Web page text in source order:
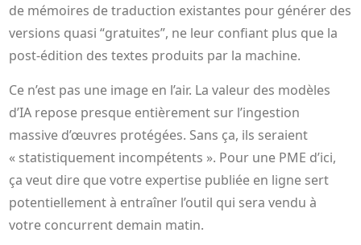
de mémoires de traduction existantes pour générer des
versions quasi “gratuites”, ne leur confiant plus que la
post‑édition des textes produits par la machine.
Ce n’est pas une image en l’air. La valeur des modèles
d’IA repose presque entièrement sur l’ingestion
massive d’œuvres protégées. Sans ça, ils seraient
« statistiquement incompétents ». Pour une PME d’ici,
ça veut dire que votre expertise publiée en ligne sert
potentiellement à entraîner l’outil qui sera vendu à
votre concurrent demain matin.